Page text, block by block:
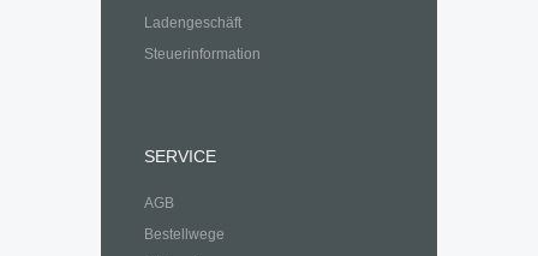
Ladengeschäft
Steuerinformation
SERVICE
AGB
Bestellwege